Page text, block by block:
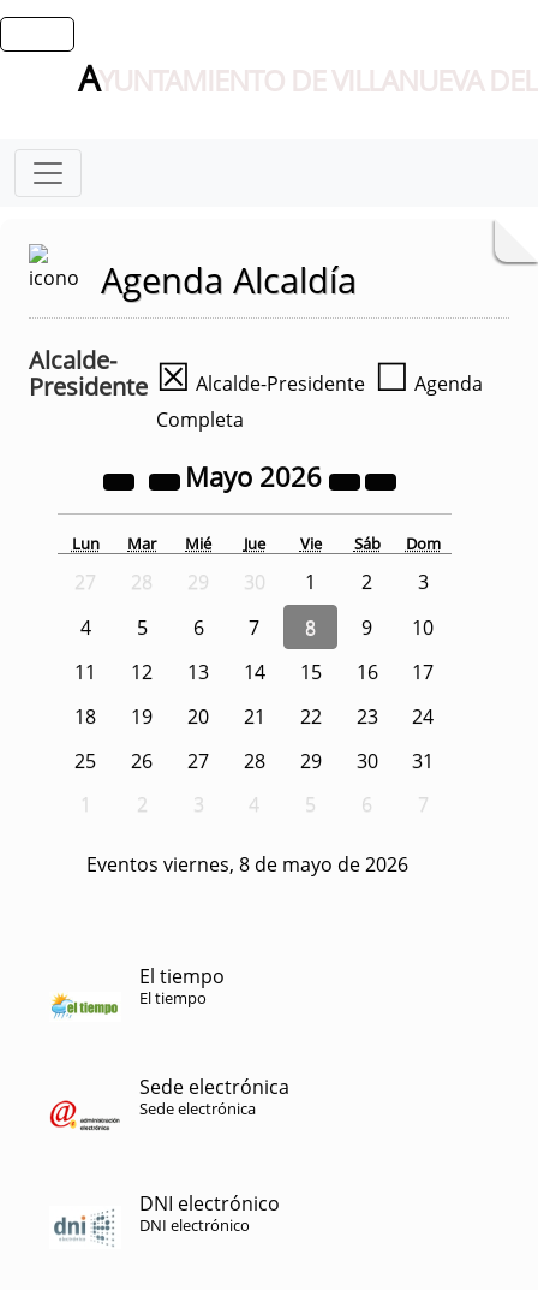
AYUNTAMIENTO DE VILLANUEVA
Agenda Alcaldía
Alcalde-
Presidente ☒ Alcalde-Presidente ☐ Agenda
Completa
Mayo 2026
Lun Mar Mié Jue Vie Sáb Dom
27 28 29 30 1 2
3
4
5 6 7 8 9
10
11
12 13 14 15 16
17
18
19 20 21 22 23
24
25
26 27 28 29 30
31
1
2 3 4 5 6 7
Eventos viernes, 8 de mayo de 2026
El tiempo
El tiempo
Sede electrónica
Sede electrónica
DNI electrónico
DNI electrónico